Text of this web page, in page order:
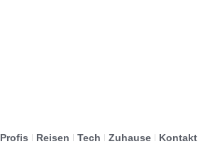
Profis Reisen Tech Zuhause Kontakt